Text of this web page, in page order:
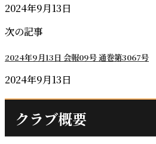
2024年9月13日
次の記事
2024年9月13日 会報09号 通巻第3067号
2024年9月13日
クラブ概要